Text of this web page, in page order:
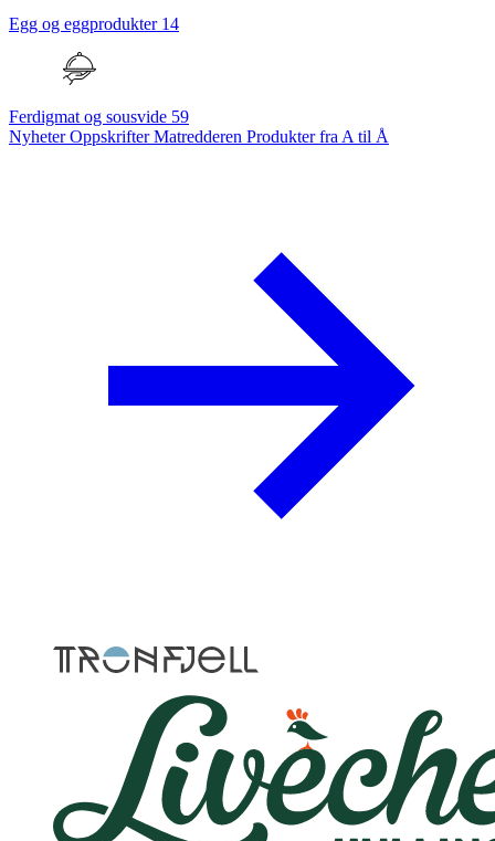
Egg og eggprodukter 14
Ferdigmat og sousvide 59
NyheterOppskrifterMatredderen Produkter fra A til Å